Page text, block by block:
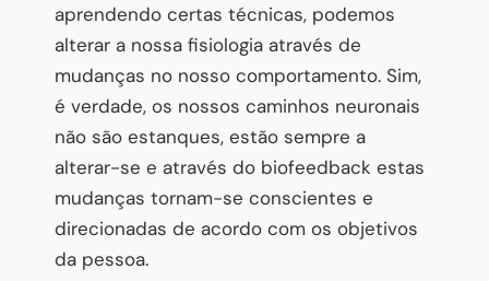
aprendendo certas técnicas, podemos
alterar a nossa fisiologia através de
mudanças no nosso comportamento. Sim,
é verdade, os nossos caminhos neuronais
não são estanques, estão sempre a
alterar-se e através do biofeedback estas
mudanças tornam-se conscientes e
direcionadas de acordo com os objetivos
da pessoa.